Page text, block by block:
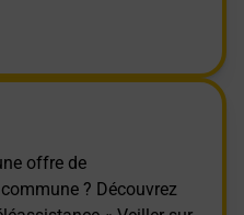
offre de
? Découvrez